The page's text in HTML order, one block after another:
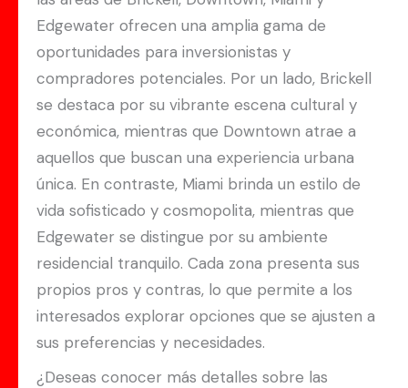
Edgewater ofrecen una amplia gama de
oportunidades para inversionistas y
compradores potenciales. Por un lado, Brickell
se destaca por su vibrante escena cultural y
económica, mientras que Downtown atrae a
aquellos que buscan una experiencia urbana
única. En contraste, Miami brinda un estilo de
vida sofisticado y cosmopolita, mientras que
Edgewater se distingue por su ambiente
residencial tranquilo. Cada zona presenta sus
propios pros y contras, lo que permite a los
interesados explorar opciones que se ajusten a
sus preferencias y necesidades.
¿Deseas conocer más detalles sobre las